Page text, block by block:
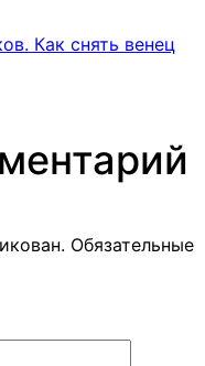
Как снять венец
Обязательные